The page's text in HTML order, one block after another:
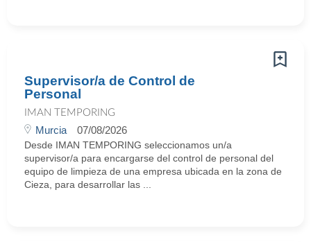
Supervisor/a de Control de
Personal
IMAN TEMPORING
Murcia 07/08/2026
Desde IMAN TEMPORING seleccionamos un/a
supervisor/a para encargarse del control de personal del
equipo de limpieza de una empresa ubicada en la zona de
Cieza, para desarrollar las ...